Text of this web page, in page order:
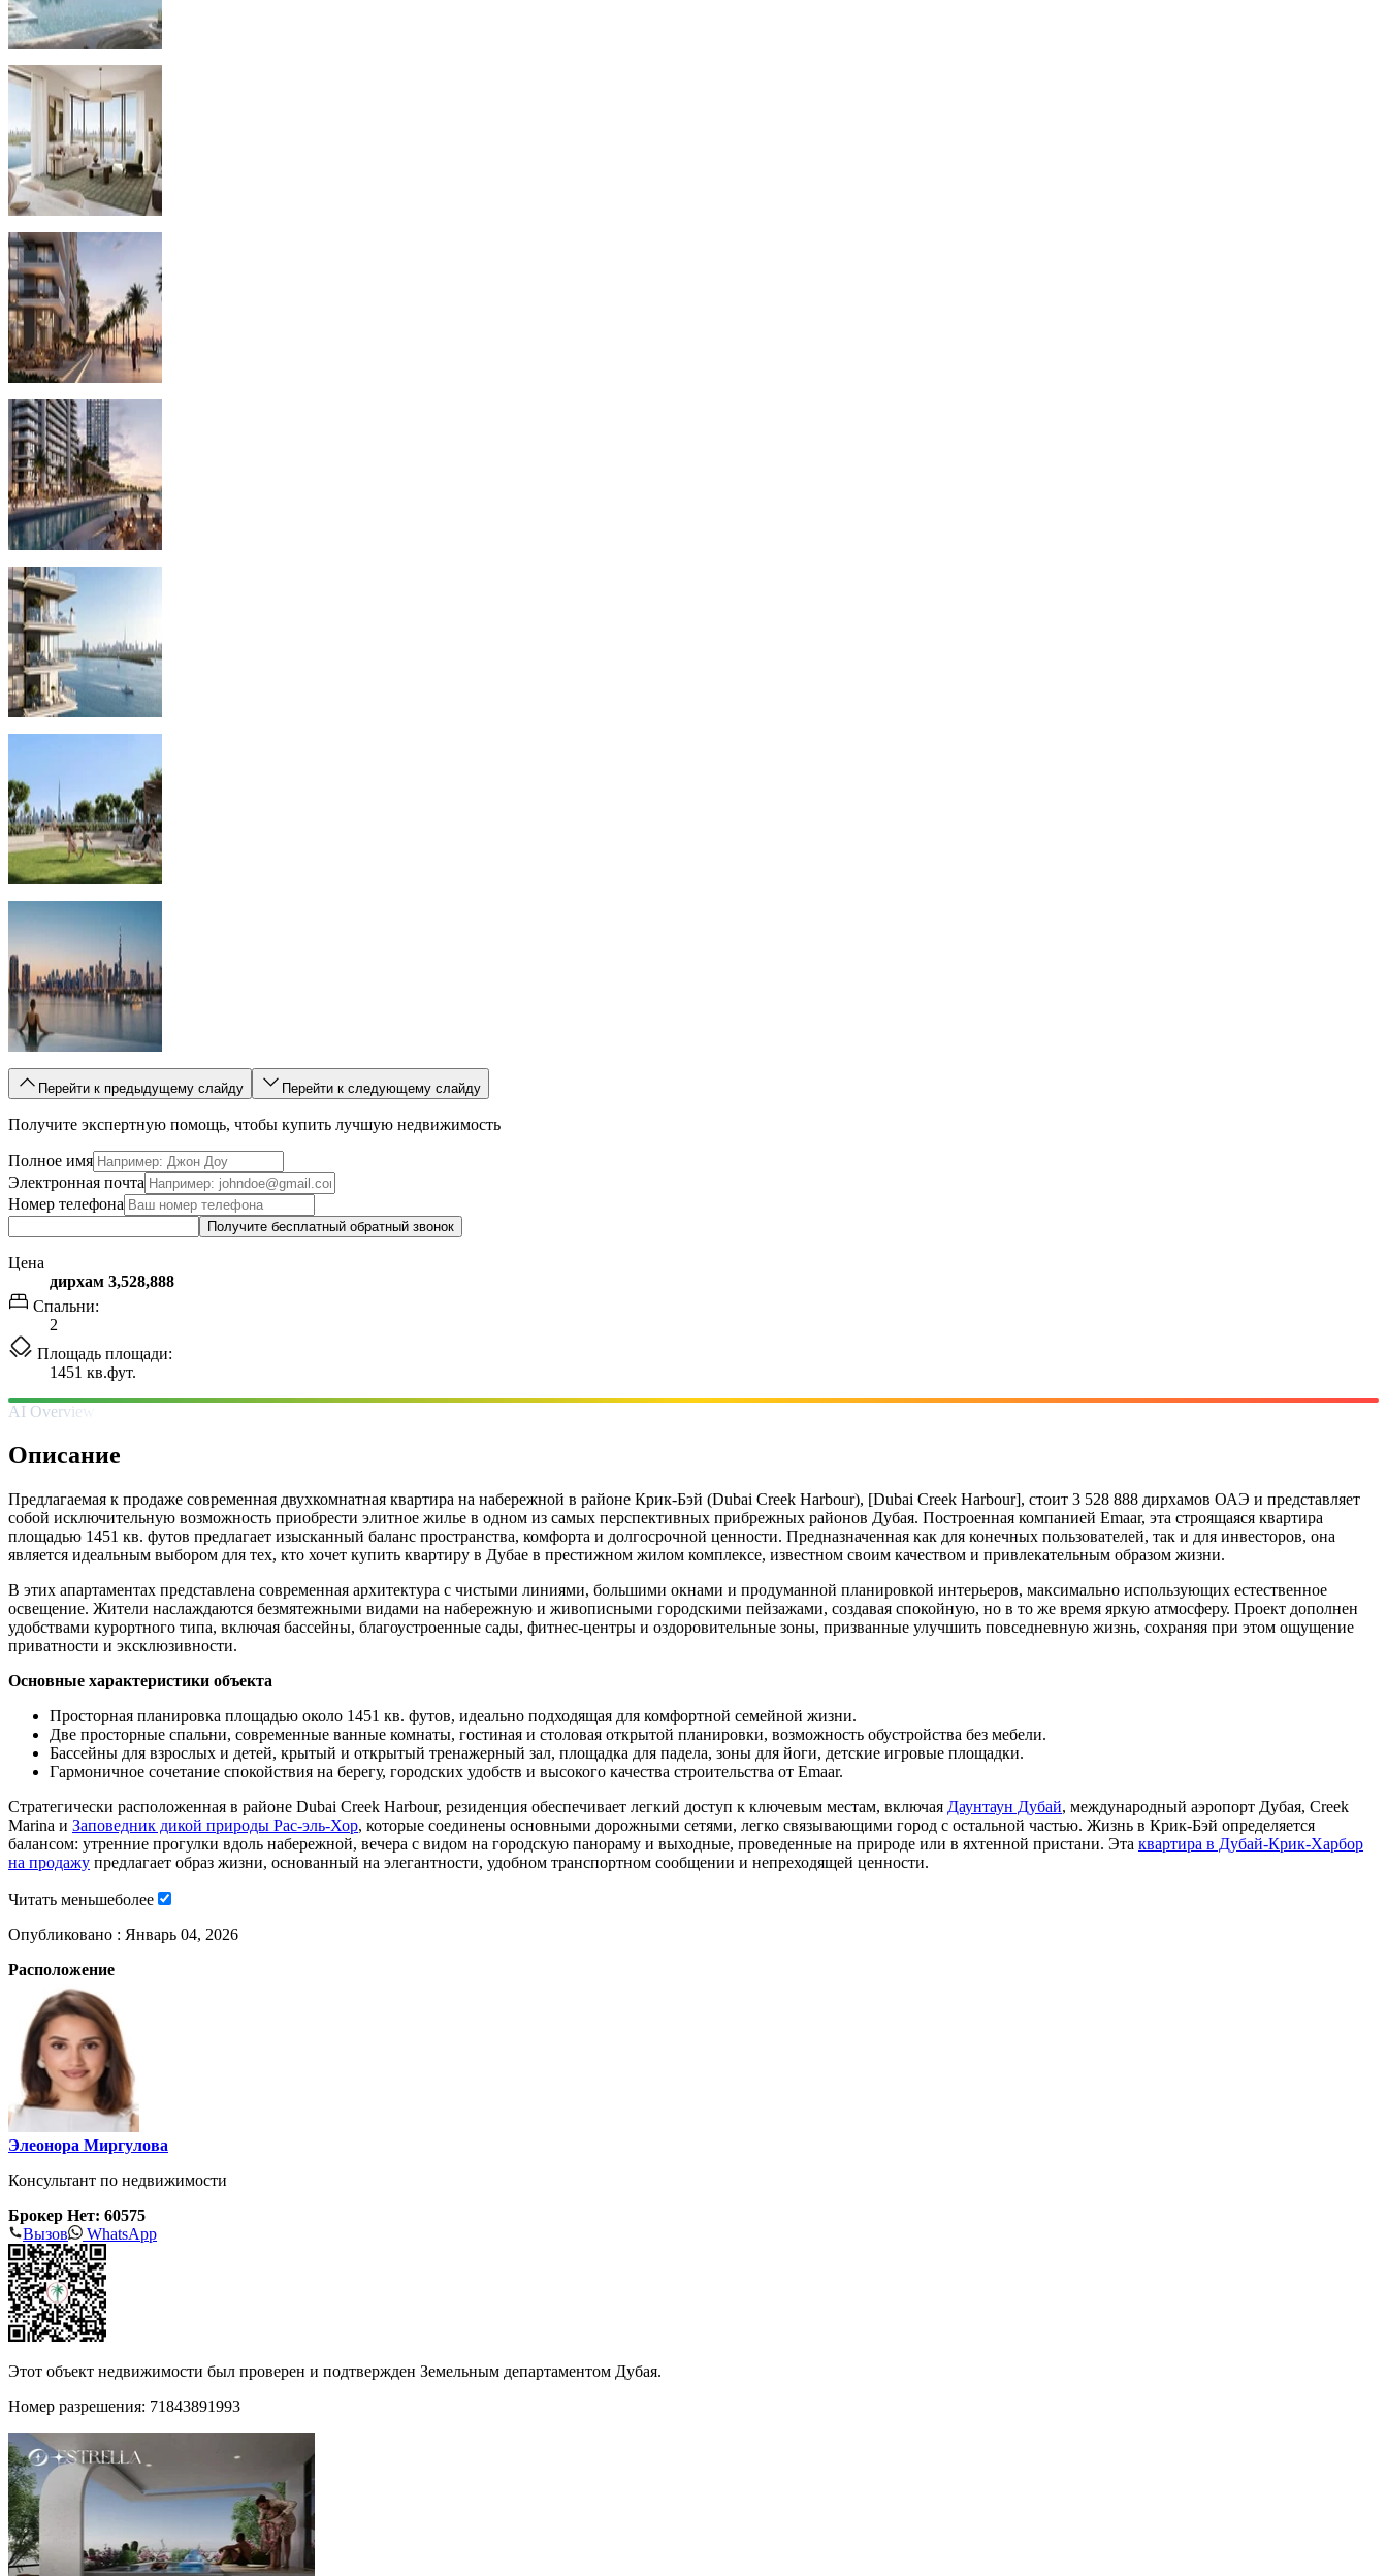
Перейти к предыдущему слайду Перейти к следующему слайду
Получите экспертную помощь, чтобы купить лучшую недвижимость
Полное имя
Электронная почта
Номер телефона
Получите бесплатный обратный звонок
Цена
дирхам 3,528,888
Спальни:
2
Площадь площади:
1451 кв.фут.
AI Overview
Описание
Предлагаемая к продаже современная двухкомнатная квартира на набережной в районе Крик-Бэй (Dubai Creek Harbour), [Dubai Creek Harbour], стоит 3 528 888 дирхамов ОАЭ и представляет
собой исключительную возможность приобрести элитное жилье в одном из самых перспективных прибрежных районов Дубая. Построенная компанией Emaar, эта строящаяся квартира
площадью 1451 кв. футов предлагает изысканный баланс пространства, комфорта и долгосрочной ценности. Предназначенная как для конечных пользователей, так и для инвесторов, она
является идеальным выбором для тех, кто хочет купить квартиру в Дубае в престижном жилом комплексе, известном своим качеством и привлекательным образом жизни.
В этих апартаментах представлена современная архитектура с чистыми линиями, большими окнами и продуманной планировкой интерьеров, максимально использующих естественное
освещение. Жители наслаждаются безмятежными видами на набережную и живописными городскими пейзажами, создавая спокойную, но в то же время яркую атмосферу. Проект дополнен
удобствами курортного типа, включая бассейны, благоустроенные сады, фитнес-центры и оздоровительные зоны, призванные улучшить повседневную жизнь, сохраняя при этом ощущение
приватности и эксклюзивности.
Основные характеристики объекта
Просторная планировка площадью около 1451 кв. футов, идеально подходящая для комфортной семейной жизни.
Две просторные спальни, современные ванные комнаты, гостиная и столовая открытой планировки, возможность обустройства без мебели.
Бассейны для взрослых и детей, крытый и открытый тренажерный зал, площадка для падела, зоны для йоги, детские игровые площадки.
Гармоничное сочетание спокойствия на берегу, городских удобств и высокого качества строительства от Emaar.
Стратегически расположенная в районе Dubai Creek Harbour, резиденция обеспечивает легкий доступ к ключевым местам, включая Даунтаун Дубай, международный аэропорт Дубая, Creek
Marina и Заповедник дикой природы Рас-эль-Хор, которые соединены основными дорожными сетями, легко связывающими город с остальной частью. Жизнь в Крик-Бэй определяется
балансом: утренние прогулки вдоль набережной, вечера с видом на городскую панораму и выходные, проведенные на природе или в яхтенной пристани. Эта квартира в Дубай-Крик-Харбор
на продажу предлагает образ жизни, основанный на элегантности, удобном транспортном сообщении и непреходящей ценности.
Читать меньшеболее
Опубликовано : Январь 04, 2026
Расположение
Элеонора Миргулова
Консультант по недвижимости
Брокер Нет: 60575
Вызов
WhatsApp
Этот объект недвижимости был проверен и подтвержден Земельным департаментом Дубая.
Номер разрешения: 71843891993